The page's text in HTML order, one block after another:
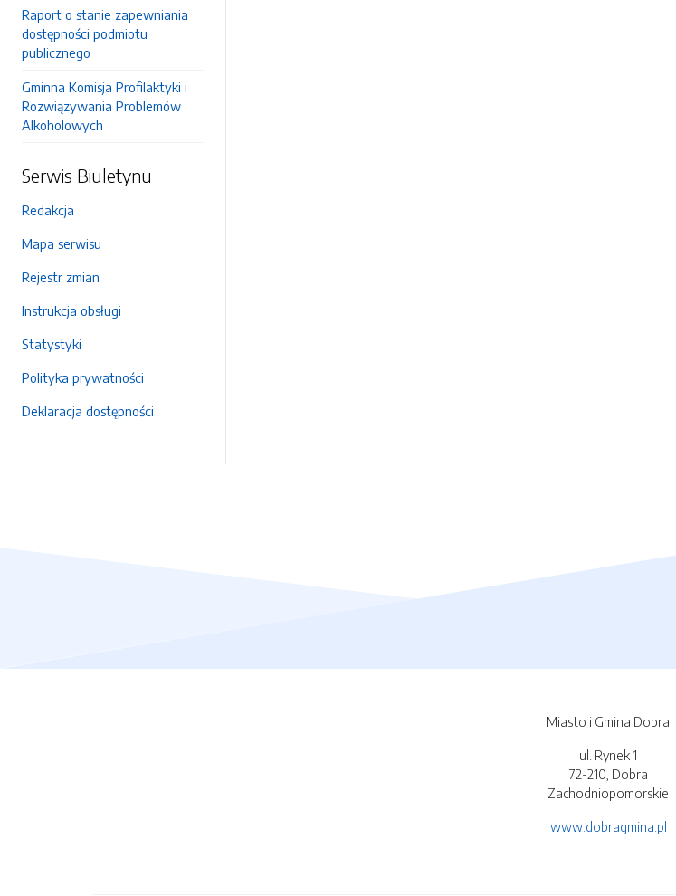
Raport o stanie zapewniania
dostępności podmiotu
publicznego
Gminna Komisja Profilaktyki i
Rozwiązywania Problemów
Alkoholowych
Serwis Biuletynu
Redakcja
Mapa serwisu
Rejestr zmian
Instrukcja obsługi
Statystyki
Polityka prywatności
Deklaracja dostępności
Miasto i Gmina Dobra
ul. Rynek 1
72-210, Dobra
Zachodniopomorskie
www.dobragmina.pl